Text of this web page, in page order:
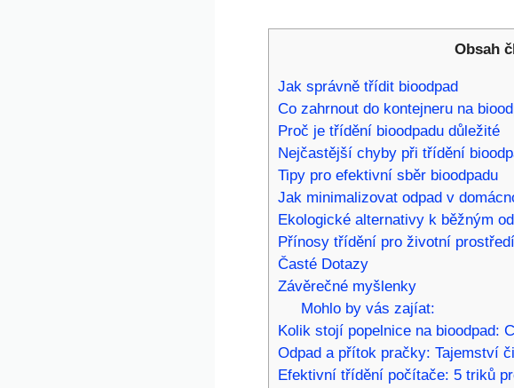
Obsah
Jak správně třídit bioodpad
Co zahrnout do kontejneru na
Proč je třídění bioodpadu důležité
Nejčastější chyby při třídění
Tipy pro efektivní sběr bioodpadu
Jak minimalizovat odpad v
Ekologické alternativy k běžným
Přínosy třídění pro životní prostředí
Časté Dotazy
Závěrečné myšlenky
Mohlo by vás zajíat:
Kolik stojí popelnice na bioodpad:
Odpad a přítok pračky: Tajemství
Efektivní třídění počítače: 5 triků